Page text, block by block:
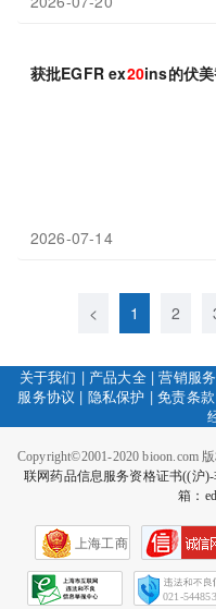
获批EGFR ex20ins的伏
2026-07-14
< 1 2
关于我们 | 产品大全|营销服务
服务协议 | 隐私保护 |免责条款
Copyright©2001-2020 bioon.com
联网药品信息服务资格证书((沪)-
箱：
上海工商
021-